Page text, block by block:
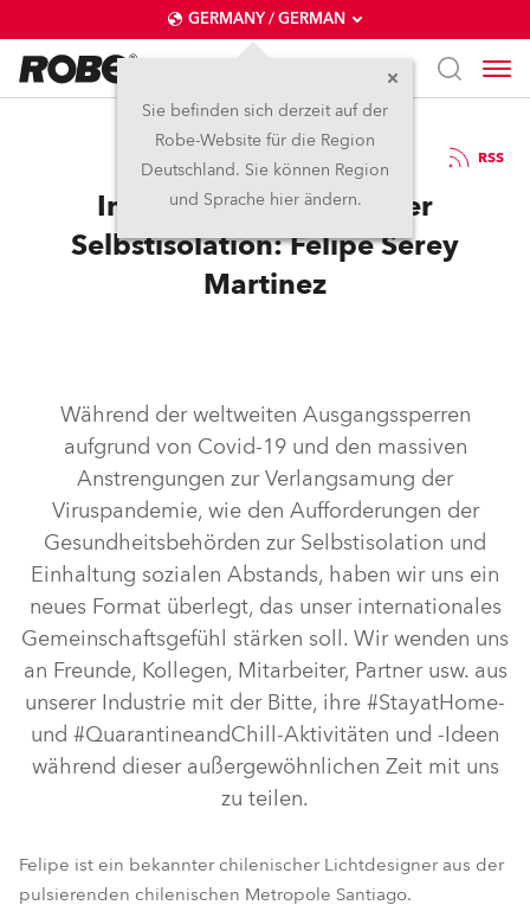
GERMANY / GERMAN
Sie befinden sich derzeit auf der
Robe-Website für die Region
Deutschland. Sie können Region
und Sprache hier ändern.
27.5.2020 RSS
Inspiration während der
Selbstisolation: Felipe Serey
Martinez
Während der weltweiten Ausgangssperren
aufgrund von Covid-19 und den massiven
Anstrengungen zur Verlangsamung der
Viruspandemie, wie den Aufforderungen der
Gesundheitsbehörden zur Selbstisolation und
Einhaltung sozialen Abstands, haben wir uns ein
neues Format überlegt, das unser internationales
Gemeinschaftsgefühl stärken soll. Wir wenden uns
an Freunde, Kollegen, Mitarbeiter, Partner usw. aus
unserer Industrie mit der Bitte, ihre #StayatHome-
und #QuarantineandChill-Aktivitäten und -Ideen
während dieser außergewöhnlichen Zeit mit uns
zu teilen.
Felipe ist ein bekannter chilenischer Lichtdesigner aus der
pulsierenden chilenischen Metropole Santiago.